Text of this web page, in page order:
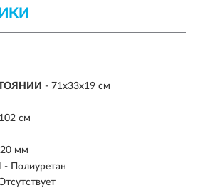
- 71x33x19 см
см
мм
- Полиуретан